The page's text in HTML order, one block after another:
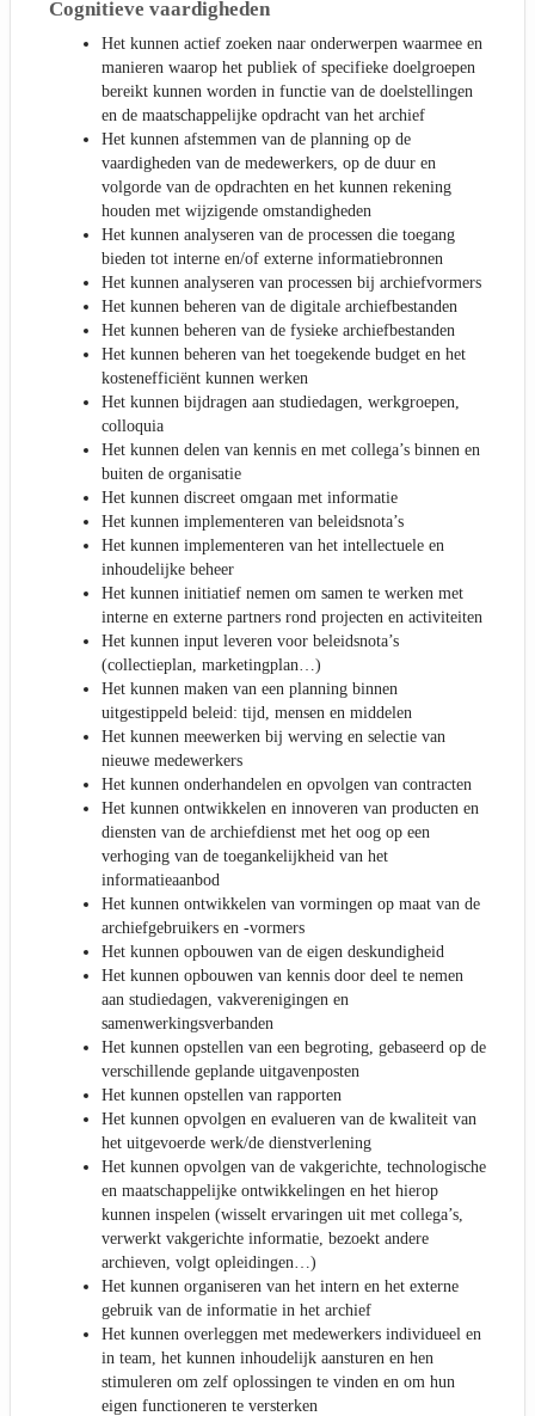
Cognitieve vaardigheden
Het kunnen actief zoeken naar onderwerpen waarmee en
manieren waarop het publiek of specifieke doelgroepen
bereikt kunnen worden in functie van de doelstellingen
en de maatschappelijke opdracht van het archief
Het kunnen afstemmen van de planning op de
vaardigheden van de medewerkers, op de duur en
volgorde van de opdrachten en het kunnen rekening
houden met wijzigende omstandigheden
Het kunnen analyseren van de processen die toegang
bieden tot interne en/of externe informatiebronnen
Het kunnen analyseren van processen bij archiefvormers
Het kunnen beheren van de digitale archiefbestanden
Het kunnen beheren van de fysieke archiefbestanden
Het kunnen beheren van het toegekende budget en het
kostenefficiënt kunnen werken
Het kunnen bijdragen aan studiedagen, werkgroepen,
colloquia
Het kunnen delen van kennis en met collega’s binnen en
buiten de organisatie
Het kunnen discreet omgaan met informatie
Het kunnen implementeren van beleidsnota’s
Het kunnen implementeren van het intellectuele en
inhoudelijke beheer
Het kunnen initiatief nemen om samen te werken met
interne en externe partners rond projecten en activiteiten
Het kunnen input leveren voor beleidsnota’s
(collectieplan, marketingplan…)
Het kunnen maken van een planning binnen
uitgestippeld beleid: tijd, mensen en middelen
Het kunnen meewerken bij werving en selectie van
nieuwe medewerkers
Het kunnen onderhandelen en opvolgen van contracten
Het kunnen ontwikkelen en innoveren van producten en
diensten van de archiefdienst met het oog op een
verhoging van de toegankelijkheid van het
informatieaanbod
Het kunnen ontwikkelen van vormingen op maat van de
archiefgebruikers en -vormers
Het kunnen opbouwen van de eigen deskundigheid
Het kunnen opbouwen van kennis door deel te nemen
aan studiedagen, vakverenigingen en
samenwerkingsverbanden
Het kunnen opstellen van een begroting, gebaseerd op de
verschillende geplande uitgavenposten
Het kunnen opstellen van rapporten
Het kunnen opvolgen en evalueren van de kwaliteit van
het uitgevoerde werk/de dienstverlening
Het kunnen opvolgen van de vakgerichte, technologische
en maatschappelijke ontwikkelingen en het hierop
kunnen inspelen (wisselt ervaringen uit met collega’s,
verwerkt vakgerichte informatie, bezoekt andere
archieven, volgt opleidingen…)
Het kunnen organiseren van het intern en het externe
gebruik van de informatie in het archief
Het kunnen overleggen met medewerkers individueel en
in team, het kunnen inhoudelijk aansturen en hen
stimuleren om zelf oplossingen te vinden en om hun
eigen functioneren te versterken